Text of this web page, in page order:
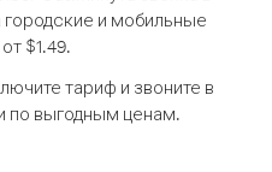
и мобильные
$1.49.
тариф и звоните в
по выгодным ценам.